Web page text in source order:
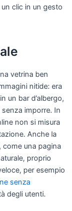
clic in un gesto
vetrina ben
nitide: era
un bar d’albergo,
imporre. In
non si misura
Anche la
una pagina
proprio
per esempio
senza
degli utenti.